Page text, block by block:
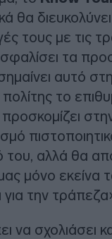
θα
τους με τις
τα
αυτό
το
προσκομίζει
του, αλλά θα
μόνο εκείνα
για την
να σχολιάσει